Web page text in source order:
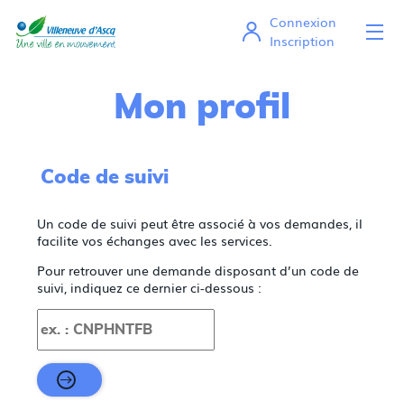
Mes démarches en ligne
Connexion
Inscription
Mon profil
Code de suivi
Un code de suivi peut être associé à vos demandes, il
facilite vos échanges avec les services.
Pour retrouver une demande disposant d’un code de
suivi, indiquez ce dernier ci-dessous :
Code de suivi